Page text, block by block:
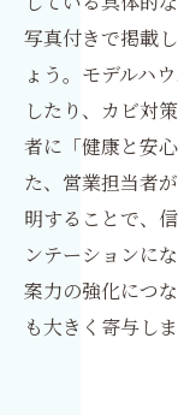
写真付きで掲載
ょう。モデルハ
したり、カビ対
者に「健康と安
た、営業担当者
明することで、
ンテーションに
案力の強化につ
も大きく寄与しま